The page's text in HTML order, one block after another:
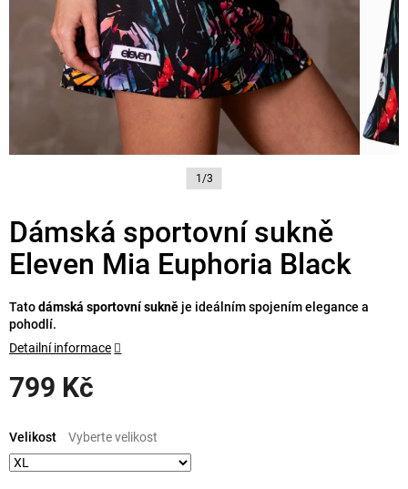
1/3
Dámská sportovní sukně
Eleven Mia Euphoria Black
799 Kč
cena:
Velikost
Tatodámská sportovní sukně je ideálním spojením elegance a
pohodlí.
Detailní informace